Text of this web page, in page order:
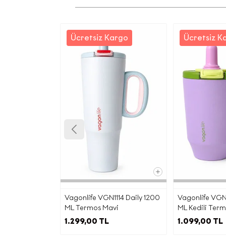
Ücretsiz Kargo
Vagonlife VGN1114 Daily 1200
ML Termos Mavi
1.299,00 TL
Ücretsiz
Vagonlife
ML Kedili
1.099,00 TL
İşbu
Yetkili